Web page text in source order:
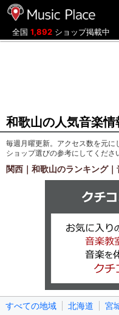
全国 1,892 ショップ掲載中
和歌山の人気音楽
毎週月曜更新。アクセス数を元に
ショップ選びの参考にしてくださ
関西｜和歌山のランキング
すべての地域 北海道 宮